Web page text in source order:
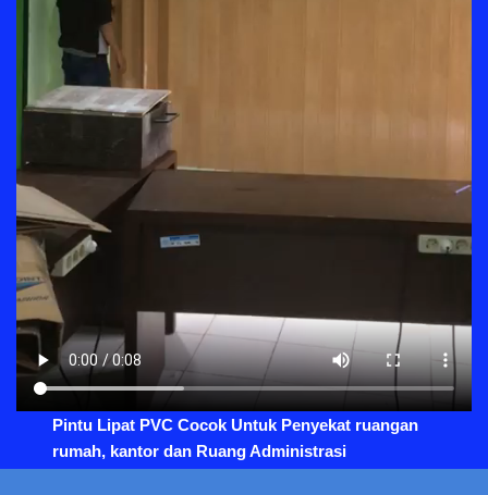
Pintu Lipat PVC Cocok Untuk Penyekat ruangan
rumah, kantor dan Ruang Administrasi